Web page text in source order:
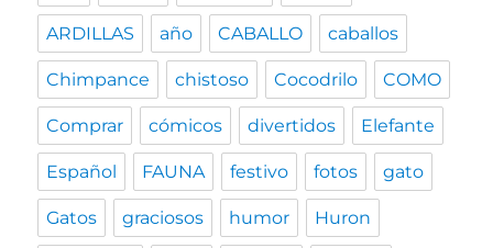
ARDILLAS año CABALLO caballos
Chimpance chistoso Cocodrilo COMO
Comprar cómicos divertidos Elefante
Español FAUNA festivo fotos gato
Gatos graciosos humor Huron